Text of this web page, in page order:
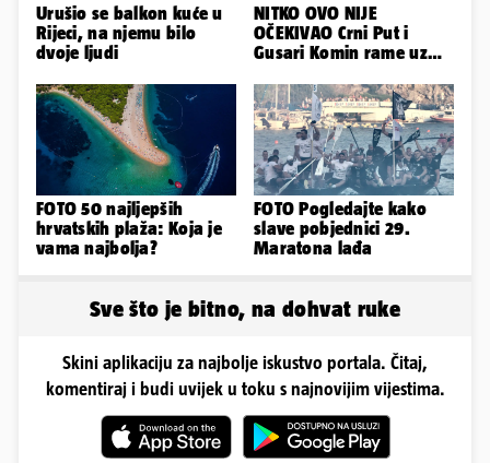
Urušio se balkon kuće u
Rijeci, na njemu bilo
dvoje ljudi
NITKO OVO NIJE
OČEKIVAO Crni Put i
Gusari Komin rame uz
lađa
FOTO 50 najljepših
hrvatskih plaža: Koja je
vama najbolja?
FOTO Pogledajte kako
slave pobjednici 29.
Maratona lađa
Sve što je bitno, na dohvat ruke
Skini aplikaciju za najbolje iskustvo portala. Čitaj,
komentiraj i budi uvijek u toku s najnovijim vijestima.